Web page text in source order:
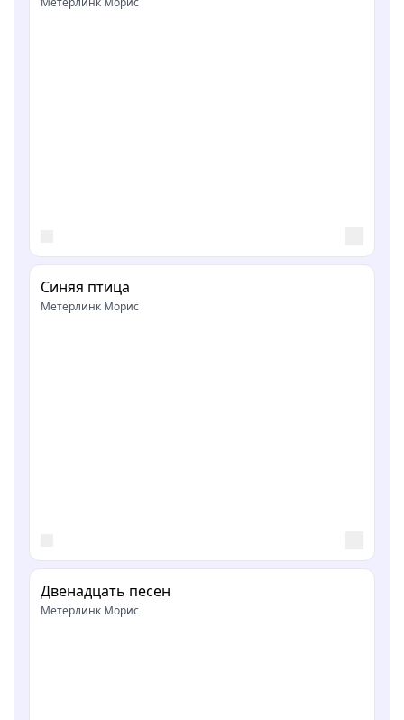
Синяя птица
Метерлинк Морис
Двенадцать песен
Метерлинк Морис